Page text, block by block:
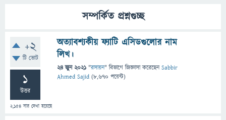
সম্পর্কিত প্রশ্নগুচ্ছ
+2
টি ভোট
1
উত্তর
2,154 বার দেখা হয়েছে
অত্যাবশ্যকীয় ফ্যাটি এসিডগুলোর নাম
লিখ।
24 জুন 2021 "রসায়ন" বিভাগে জিজ্ঞাসাকরেছেনSabbir
Ahmed Sajid (8,670 পয়েন্ট)